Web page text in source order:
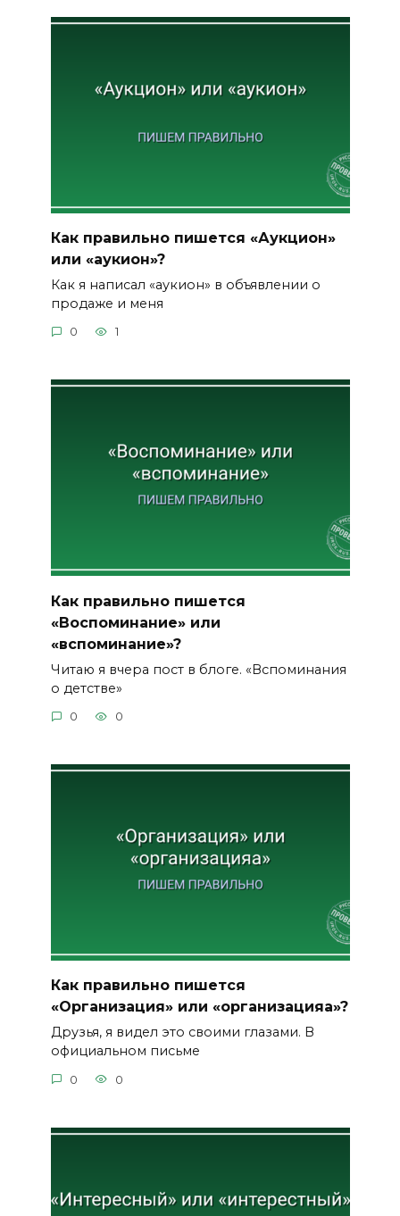
Как правильно пишется «Аукцион»
или «аукион»?
Как я написал «аукион» в объявлении о
продаже и меня
0 1
Как правильно пишется
«Воспоминание» или
«вспоминание»?
Читаю я вчера пост в блоге. «Вспоминания
о детстве»
0 0
Как правильно пишется
«Организация» или «организацияа»?
Друзья, я видел это своими глазами. В
официальном письме
0 0